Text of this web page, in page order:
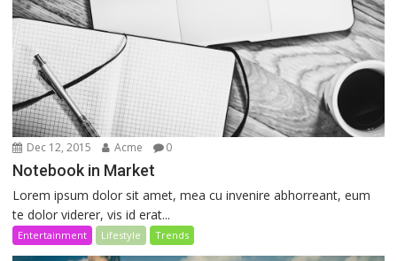
Dec 12, 2015 Acme 0
Notebook in Market
Lorem ipsum dolor sit amet, mea cu invenire abhorreant, eum
te dolor viderer, vis id erat...
Entertainment Lifestyle Trends